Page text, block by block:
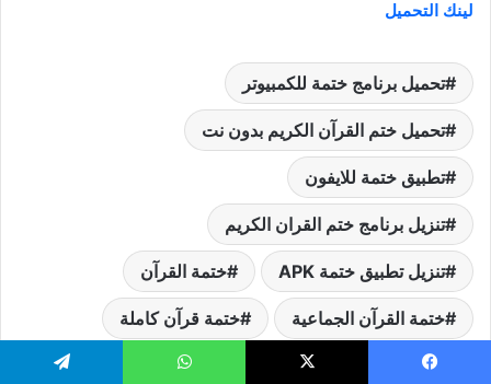
لينك التحميل
تحميل برنامج ختمة للكمبيوتر
تحميل ختم القرآن الكريم بدون نت
تطبيق ختمة للايفون
تنزيل برنامج ختم القران الكريم
تنزيل تطبيق ختمة APK ختمة القرآن
ختمة القرآن الجماعية ختمة قرآن كاملة
دعم تطبيق ختمة